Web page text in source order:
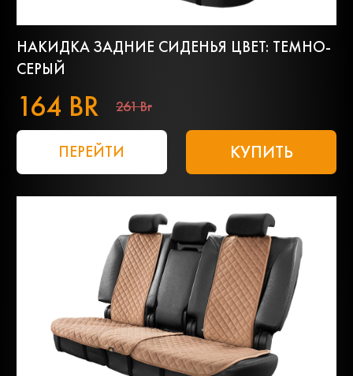
НАКИДКА ЗАДНИЕ СИДЕНЬЯ ЦВЕТ: ТЕМНО-
СЕРЫЙ
164 BR 261 Br
ПЕРЕЙТИ КУПИТЬ